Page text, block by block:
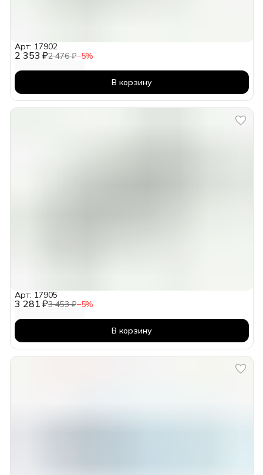
2 353 ₽2 476 ₽−5%
Арт: 17902
В корзину
3 281 ₽3 453 ₽−5%
Арт: 17905
В корзину